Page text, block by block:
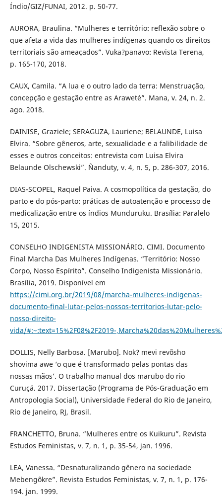
Índio/GIZ/FUNAI, 2012. p. 50-77.
AURORA, Braulina. “Mulheres e território: reflexão sobre o
que afeta a vida das mulheres indígenas quando os direitos
territoriais são ameaçados”. Vuka?panavo: Revista Terena,
p. 165-170, 2018.
CAUX, Camila. “A lua e o outro lado da terra: Menstruação,
concepção e gestação entre as Araweté”. Mana, v. 24, n. 2.
ago. 2018.
DAINISE, Graziele; SERAGUZA, Lauriene; BELAUNDE, Luisa
Elvira. “Sobre gêneros, arte, sexualidade e a falibilidade de
esses e outros conceitos: entrevista com Luisa Elvira
Belaunde Olschewski”. Ñanduty, v. 4, n. 5, p. 286-307, 2016.
DIAS-SCOPEL, Raquel Paiva. A cosmopolítica da gestação, do
parto e do pós-parto: práticas de autoatenção e processo de
medicalização entre os índios Munduruku. Brasília: Paralelo
15, 2015.
CONSELHO INDIGENISTA MISSIONÁRIO. CIMI. Documento
Final Marcha Das Mulheres Indígenas. “Território: Nosso
Corpo, Nosso Espírito”. Conselho Indigenista Missionário.
Brasília, 2019. Disponível em
https://cimi.org.br/2019/08/marcha-mulheres-indigenas-
documento-final-lutar-pelos-nossos-territorios-lutar-pelo-
nosso-direito-
vida/#:~:text=15%2F08%2F2019-
DOLLIS, Nelly Barbosa. [Marubo]. Nok? mevi revõsho
shovima awe ‘o que é transformado pelas pontas das
nossas mãos’. O trabalho manual dos marubo do rio
Curuçá. 2017. Dissertação (Programa de Pós-Graduação em
Antropologia Social), Universidade Federal do Rio de Janeiro,
Rio de Janeiro, RJ, Brasil.
FRANCHETTO, Bruna. “Mulheres entre os Kuikuru”. Revista
Estudos Feministas, v. 7, n. 1, p. 35-54, jan. 1996.
LEA, Vanessa. “Desnaturalizando gênero na sociedade
Mebengôkre”. Revista Estudos Feministas, v. 7, n. 1, p. 176-
194. jan. 1999.